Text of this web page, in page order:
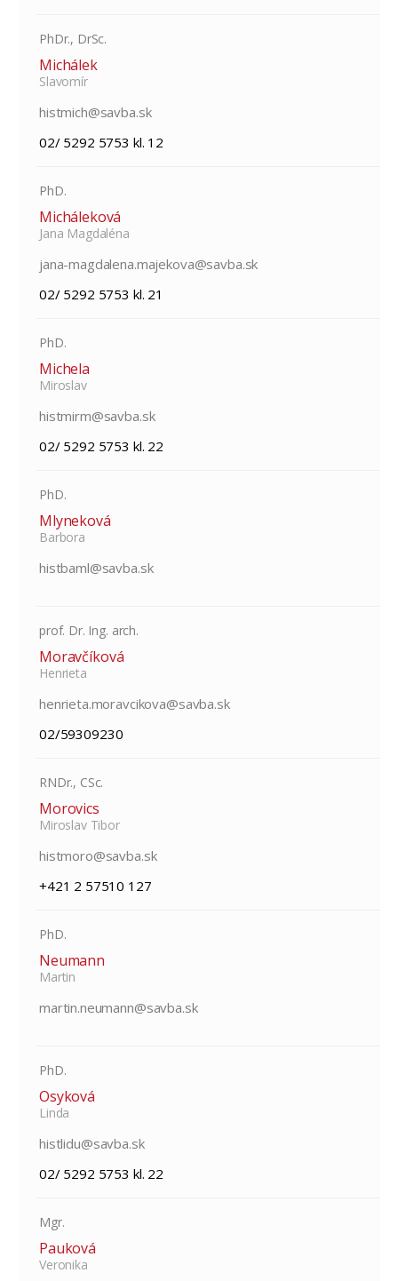
PhDr., DrSc.
Michálek
Slavomír
histmich@savba.sk
02/ 5292 5753 kl. 12
PhD.
Micháleková
Jana Magdaléna
jana-magdalena.majekova@savba.sk
02/ 5292 5753 kl. 21
PhD.
Michela
Miroslav
histmirm@savba.sk
02/ 5292 5753 kl. 22
PhD.
Mlyneková
Barbora
histbaml@savba.sk
prof. Dr. Ing. arch.
Moravčíková
Henrieta
henrieta.moravcikova@savba.sk
02/59309230
RNDr., CSc.
Morovics
Miroslav Tibor
histmoro@savba.sk
+421 2 57510 127
PhD.
Neumann
Martin
martin.neumann@savba.sk
PhD.
Osyková
Linda
histlidu@savba.sk
02/ 5292 5753 kl. 22
Mgr.
Pauková
Veronika